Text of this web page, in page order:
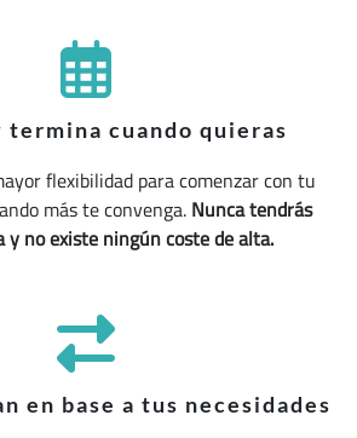
termina cuando quieras
flexibilidad para comenzar con tu
más te convenga.Nunca tendrás
y no existe ningún coste de alta.
en base a tus necesidades